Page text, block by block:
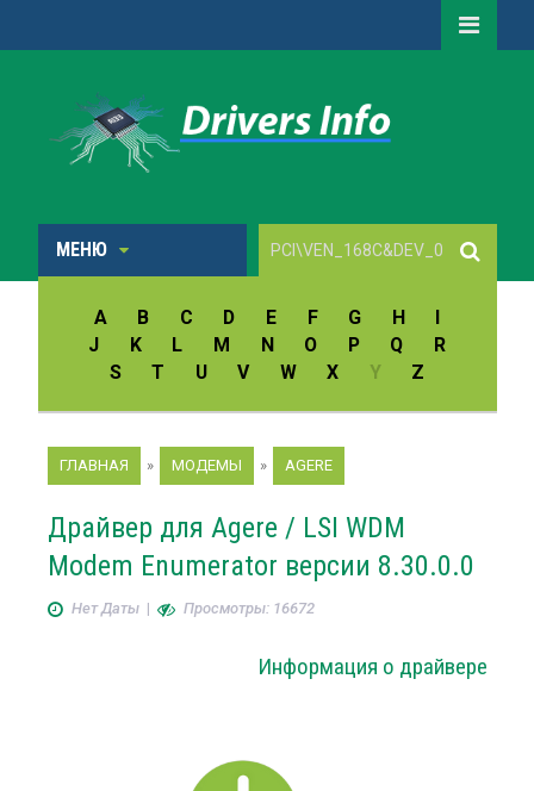
МЕНЮ
A B C D E F G H
I
J
K L M N O P Q
R
S
T U V W X Y Z
ГЛАВНАЯ » МОДЕМЫ » AGERE
Драйвер для Agere / LSI WDM
Modem Enumerator версии 8.30.0.0
Нет Даты| Просмотры: 16672
Информация о драйвере